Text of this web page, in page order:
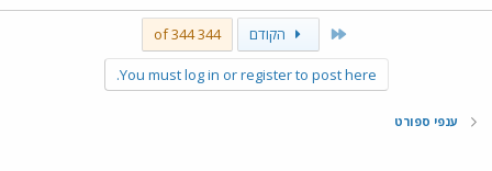
First הקודם 344 of 344
You must log in or register to post here.
ענפי ספורט